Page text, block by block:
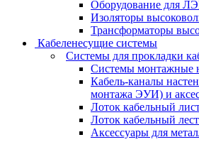
Оборудование для
Изоляторы
Трансформаторы
Кабеленесущие системы
Системы для прокладки
Системы монтажные
Кабель-каналы
монтажа ЭУИ) и
Лоток кабельный
Лоток кабельный
Аксессуары для